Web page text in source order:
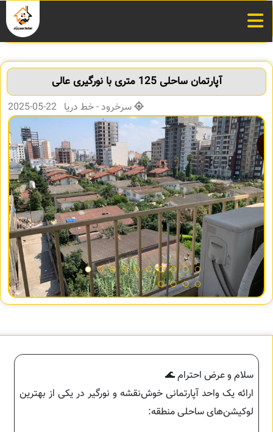
آپارتمان ساحلی 125 متری با نورگیری عالی
سرخرود - خط دریا 22-05-2025
سلام و عرض احترام 🌊
ارائه یک واحد آپارتمانی خوش‌نقشه و نورگیر در یکی از بهترین
لوکیشن‌های ساحلی منطقه: